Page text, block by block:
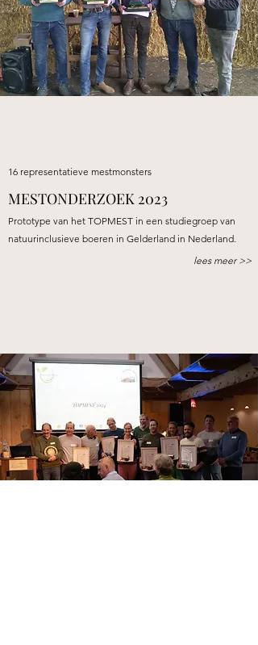
16 representatieve mestmonsters
MESTONDERZOEK 2023
Prototype van het TOPMEST in een studiegroep van
natuurinclusieve boeren in Gelderland in Nederland.
lees meer >>